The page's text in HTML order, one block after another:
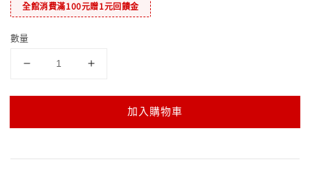
全館消費滿100元贈1元回饋金
數量
加入購物車